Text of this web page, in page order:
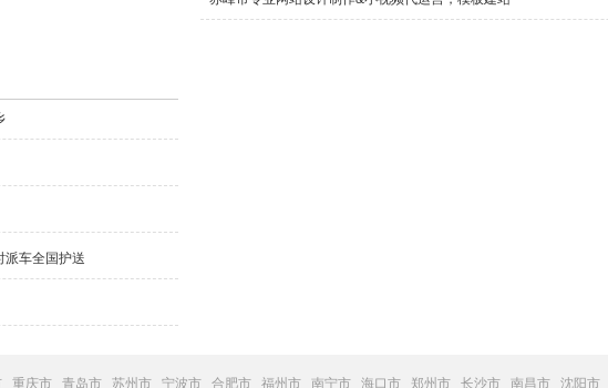
派车全国护送
重庆市 青岛市 苏州市 宁波市 合肥市 福州市 南宁市 海口市 郑州市 长沙市 南昌市 沈阳市